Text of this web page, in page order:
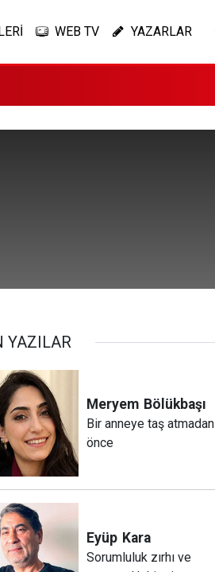
WEB TV YAZARLAR
YAZILAR
Meryem Bölükbaşı
Bir anneye taş atmadan
önce
Eyüp Kara
Sorumluluk zırhı ve